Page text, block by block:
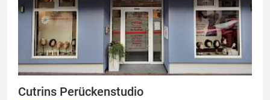
Cutrins Perückenstudio